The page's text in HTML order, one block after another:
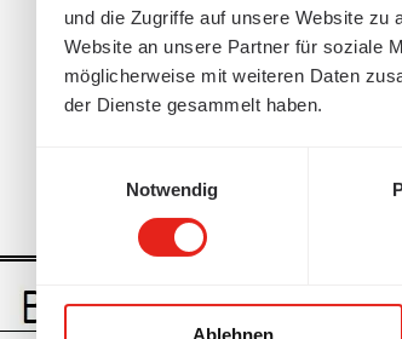
und die Zugriffe auf unsere Website zu
Website an unsere Partner für soziale
möglicherweise mit weiteren Daten
der Dienste gesammelt haben.
Notwendig
Ablehnen